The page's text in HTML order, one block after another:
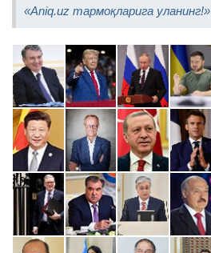
«Aniq.uz тармоқларига уланинг!»